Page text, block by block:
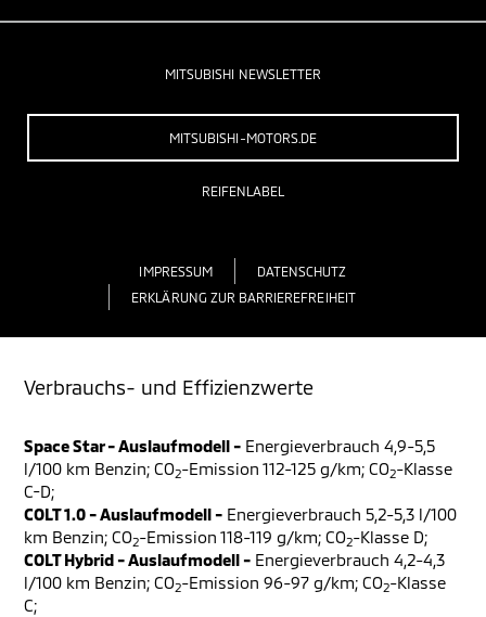
MITSUBISHI NEWSLETTER
MITSUBISHI-MOTORS.DE
REIFENLABEL
IMPRESSUM
DATENSCHUTZ
ERKLÄRUNG ZUR BARRIEREFREIHEIT
Verbrauchs- und Effizienzwerte
Space Star - Auslaufmodell - Energieverbrauch 4,9-5,5
l/100 km Benzin; CO2-Emission 112-125 g/km; CO2-Klasse
C-D;
COLT 1.0 - Auslaufmodell - Energieverbrauch 5,2-5,3 l/100
km Benzin; CO2-Emission 118-119 g/km; CO2-Klasse D;
COLT Hybrid - Auslaufmodell - Energieverbrauch 4,2-4,3
l/100 km Benzin; CO2-Emission 96-97 g/km; CO2-Klasse
C;